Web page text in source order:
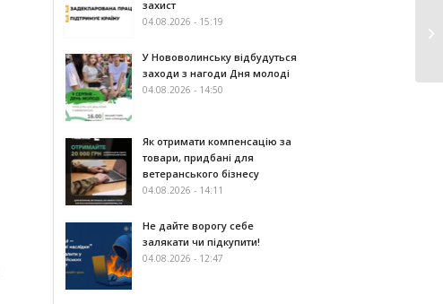
захист
04.08.2026 - 15:19
У Нововолинську відбудуться
заходи з нагоди Дня молоді
04.08.2026 - 14:50
Як отримати компенсацію за
товари, придбані для
ветеранського бізнесу
04.08.2026 - 14:11
Не дайте ворогу себе
залякати чи підкупити!
04.08.2026 - 12:47